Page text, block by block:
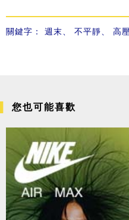
關鍵字： 週末 不平靜 高壓
您也可能喜歡